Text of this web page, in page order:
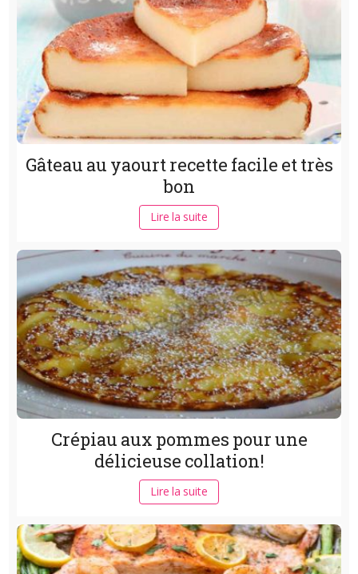
Gâteau au yaourt recette facile et très
bon
Lire la suite
Crépiau aux pommes pour une
délicieuse collation!
Lire la suite